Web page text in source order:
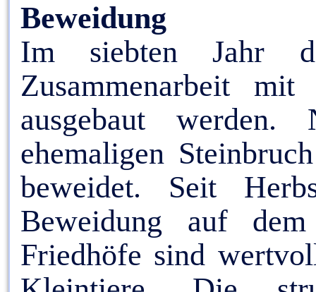
Beweidung
Im siebten Jahr
Zusammenarbeit mit
ausgebaut
ehemaligen
beweidet. Seit
Beweidung auf
Friedhöfe sind